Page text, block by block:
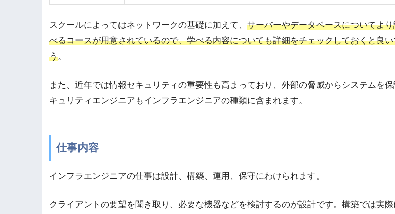
スクールによってはネットワークの基礎に加えて、 サーバーやデータベースについてよ
べるコースが用意されているので、学べる内容についても詳細をチェックしておくと良
う。
また、近年では情報セキュリティの重要性も高まっており、外部の脅威からシステムを保
キュリティエンジニアもインフラエンジニアの種類に含まれます。
仕事内容
インフラエンジニアの仕事は設計、構築、運用、保守にわけられます。
クライアントの要望を聞き取り、必要な機器などを検討するのが設計です。構築では実